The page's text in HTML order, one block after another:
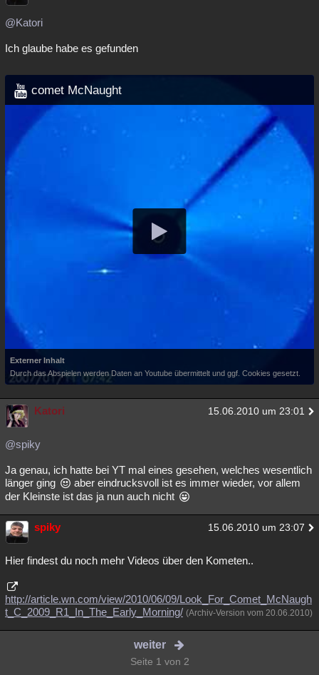
@Katori
Ich glaube habe es gefunden
comet McNaught
Externer Inhalt
Durch das Abspielen werden Daten an Youtube übermittelt und ggf. Cookies gesetzt.
Katori 15.06.2010 um 23:01
@spiky
Ja genau, ich hatte bei YT mal eines gesehen, welches wesentlich
länger ging
aber eindrucksvoll ist es immer wieder, vor allem
der Kleinste ist das ja nun auch nicht
spiky 15.06.2010 um 23:07
Hier findest du noch mehr Videos über den Kometen..
http://article.wn.com/view/2010/06/09/Look_For_Comet_McNaugh
t_C_2009_R1_In_The_Early_Morning/ (Archiv-Version vom 20.06.2010)
weiter
Seite 1 von 2